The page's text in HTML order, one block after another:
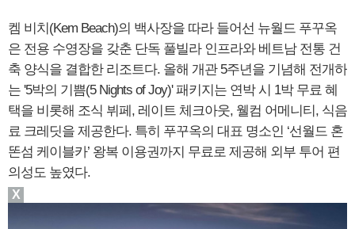
켐 비치(Kem Beach)의 백사장을 따라 들어선 뉴월드 푸꾸옥
은 전용 수영장을 갖춘 단독 풀빌라 인프라와 베트남 전통 건
축 양식을 결합한 리조트다. 올해 개관 5주년을 기념해 전개하
는 '5박의 기쁨(5 Nights of Joy)' 패키지는 연박 시 1박 무료 혜
택을 비롯해 조식 뷔페, 레이트 체크아웃, 웰컴 어메니티, 식음
료 크레딧을 제공한다. 특히 푸꾸옥의 대표 명소인 ‘선월드 혼
똔섬 케이블카’ 왕복 이용권까지 무료로 제공해 외부 투어 편
의성도 높였다.
X